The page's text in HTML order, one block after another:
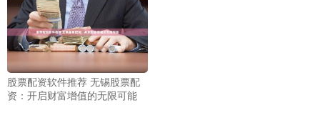
股票配资软件推荐 无锡股票配
资：开启财富增值的无限可能